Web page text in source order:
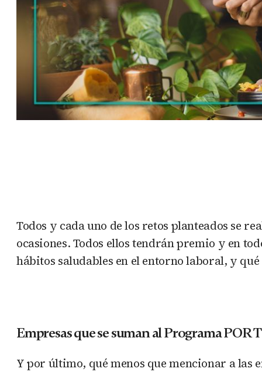
Todos y cada uno de los retos planteados se
ocasiones. Todos ellos tendrán premio y en
hábitos saludables en el entorno laboral, y
Empresas que se suman al Programa POR
Y por último, qué menos que mencionar a las